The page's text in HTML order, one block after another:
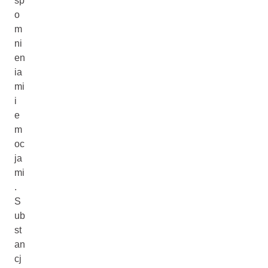
o
m
ni
en
ia
mi
i
e
m
oc
ja
mi
.
S
ub
st
an
cj